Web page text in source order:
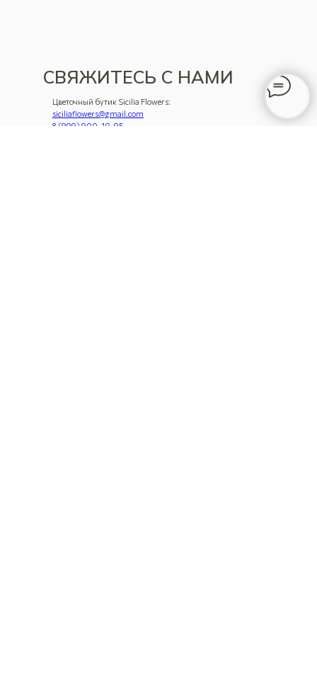
СВЯЖИТЕСЬ С НАМИ
Цветочный бутик Sicilia Flowers:
siciliaflowers@gmail.com
8 (999) 900-10-95